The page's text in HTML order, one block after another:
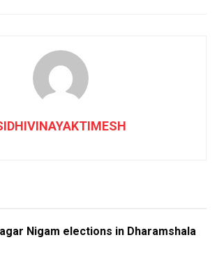
Nigam elections in Dharamshala